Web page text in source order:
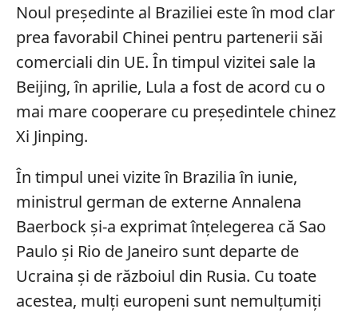
Noul președinte al Braziliei este în mod clar
prea favorabil Chinei pentru partenerii săi
comerciali din UE. În timpul vizitei sale la
Beijing, în aprilie, Lula a fost de acord cu o
mai mare cooperare cu președintele chinez
Xi Jinping.
În timpul unei vizite în Brazilia în iunie,
ministrul german de externe Annalena
Baerbock și-a exprimat înțelegerea că Sao
Paulo și Rio de Janeiro sunt departe de
Ucraina și de războiul din Rusia. Cu toate
acestea, mulți europeni sunt nemulțumiți